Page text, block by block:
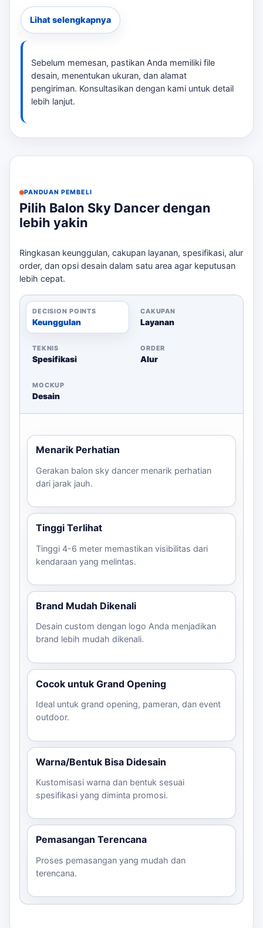
dancer dengan berbagai pilihan ukuran dan desain.
tersedia balon dengan tinggi 4 hingga 6 meter, yang
dapat disesuaikan dengan logo atau karakter sesuai
brief acara. Untuk memastikan produk kami memenuhi
standar kualitas, kami melakukan pemeriksaan kualitas
sebelum pengiriman. Untuk konteks tambahan,
sky dancer custom karakter Jakarta Baratmemberi jalur
baca yang masih relevan tanpa mengalihkan fokus dari
Tinggi Menarik:Dapat dilihat dari jarak jauh.
Anda.
Gerakan Dinamis: Menarik perhatian
pengendara dan pejalan kaki.
kerja.
Panduan Pemesanan
Untuk memesan, silakan kirimkan brief desain, ukuran
yang diinginkan, dan lokasi pengiriman melalui
WhatsApp. Kami akan memberikan estimasi harga
sesuai dengan kebutuhan Anda. Jika kebutuhan
berkembang ke layanan terkait,spesifikasi balon joget
Jakarta Baratmembantu pembaca menjaga brief tetap
Lihat selengkapnya
Sebelum memesan, pastikan Anda memiliki file
desain, menentukan ukuran, dan alamat
pengiriman. Konsultasikan dengan kami untuk detail
lebih lanjut.
PANDUAN PEMBELI
Pilih Balon Sky Dancer dengan
lebih yakin
Ringkasan keunggulan, cakupan layanan, spesifikasi, alur
order, dan opsi desain dalam satu area agar keputusan
lebih cepat.
DECISION POINTS
Keunggulan
CAKUPAN
Layanan
TEKNIS
Spesifikasi
ORDER
Alur
MOCKUP
Desain
Menarik Perhatian
Gerakan balon sky dancer menarik perhatian
dari jarak jauh.
Tinggi Terlihat
Tinggi 4-6 meter memastikan visibilitas dari
kendaraan yang melintas.
Brand Mudah Dikenali
Desain custom dengan logo Anda menjadikan
brand lebih mudah dikenali.
Cocok untuk Grand Opening
Ideal untuk grand opening, pameran, dan event
outdoor.
Warna/Bentuk Bisa Didesain
Kustomisasi warna dan bentuk sesuai
spesifikasi yang diminta promosi.
Pemasangan Terencana
Proses pemasangan yang mudah dan
terencana.